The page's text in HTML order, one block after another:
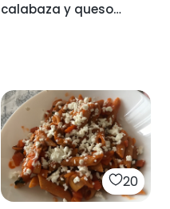
calabaza y queso
20